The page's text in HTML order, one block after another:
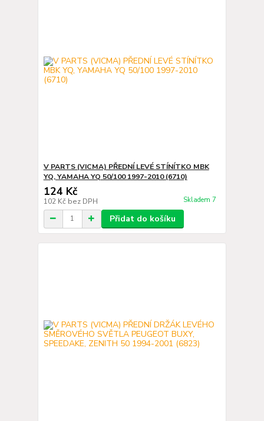
V PARTS (VICMA) PŘEDNÍ LEVÉ STÍNÍTKO MBK
YQ, YAMAHA YQ 50/100 1997-2010 (6710)
124 Kč
102 Kč bez DPH Skladem 7
Přidat do košíku